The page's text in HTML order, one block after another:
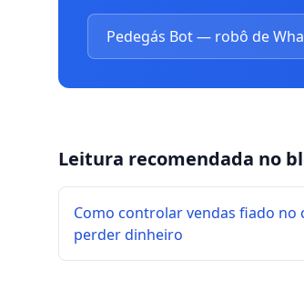
Pedegás Bot — robô de
Leitura recomendada no
Como controlar vendas fiado no
perder dinheiro